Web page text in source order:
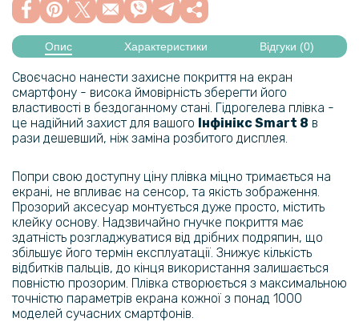
Опис Характеристики Відгуки (0)
Своєчасно нанести захисне покриття на екран
смартфону - висока ймовірність зберегти його
властивості в бездоганному стані. Гідрогелева плівка -
це надійний захист для вашого ІнфініксSmart 8 в
рази дешевший, ніж заміна розбитого дисплея.
Попри свою доступну ціну плівка міцно тримається на
екрані, не впливає на сенсор, та якість зображення.
Прозорий аксесуар монтується дуже просто, містить
клейку основу. Надзвичайно гнучке покриття має
здатність розгладжуватися від дрібних подряпин, що
збільшує його термін експлуатації. Знижує кількість
відбитків пальців, до кінця використання залишається
повністю прозорим. Плівка створюється з максимальною
точністю параметрів екрана кожної з понад 1000
моделей сучасних смартфонів.